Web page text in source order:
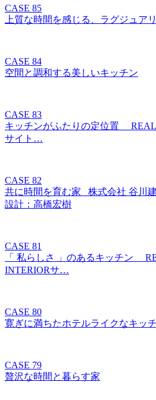
CASE 85
上質な時間を感じる、ラグジュア
CASE 84
空間と調和する美しいキッチン
CASE 83
キッチンがふたりの定位置
サイト…
CASE 82
共に時間を育む家 株式会社 谷川
設計：高橋宏樹
CASE 81
「 私らしさ 」のあるキッチン
INTERIORサ…
CASE 80
寛ぎに満ちたホテルライクなキッ
CASE 79
贅沢な時間と暮らす家